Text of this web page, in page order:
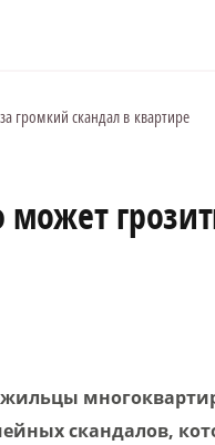
громкий скандал в квартире
скандалов,